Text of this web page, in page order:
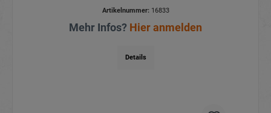
Artikelnummer:16833
Mehr Infos? Hier anmelden
Details